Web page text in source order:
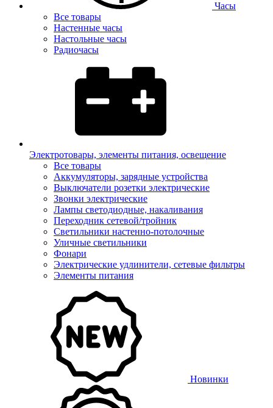
Часы
Все товары
Настенные часы
Настольные часы
Радиочасы
Электротовары, элементы питания, освещение
Все товары
Аккумуляторы, зарядные устройства
Выключатели розетки электрические
Звонки электрические
Лампы светодиодные, накаливания
Переходник сетевой/тройник
Светильники настенно-потолочные
Уличные светильники
Фонари
Электрические удлинители, сетевые фильтры
Элементы питания
Новинки